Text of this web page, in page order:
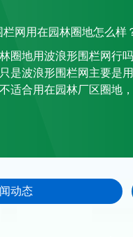
栏网用在园林圈地怎么样
圈地用波浪形围栏网行
是波浪形围栏网主要是
适合用在园林厂区圈地
动态